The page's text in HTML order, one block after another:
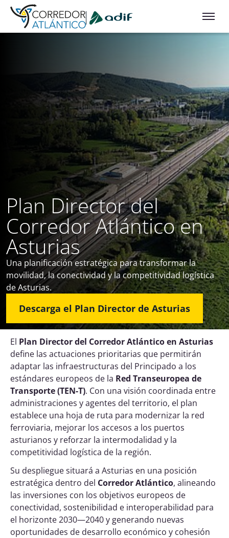
Ir a contenido principal
Plan Director del
Corredor Atlántico en
Asturias
Una planificación estratégica para transformar la
movilidad, la conectividad y la competitividad logística
de Asturias.
Descarga el Plan Director de Asturias
El Plan Director del Corredor Atlántico en Asturias
define las actuaciones prioritarias que permitirán
adaptar las infraestructuras del Principado a los
estándares europeos de la Red Transeuropea de
Transporte (TEN-T). Con una visión coordinada entre
administraciones y agentes del territorio, el plan
establece una hoja de ruta para modernizar la red
ferroviaria, mejorar los accesos a los puertos
asturianos y reforzar la intermodalidad y la
competitividad logística de la región.
Su despliegue situará a Asturias en una posición
estratégica dentro del Corredor Atlántico, alineando
las inversiones con los objetivos europeos de
conectividad, sostenibilidad e interoperabilidad para
el horizonte 2030—2040 y generando nuevas
oportunidades de desarrollo económico y cohesión